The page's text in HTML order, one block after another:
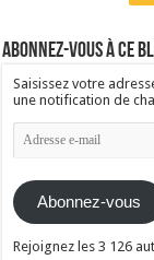
Abonnez-vous à ce
Saisissez votre
une notification de
Adresse
e-
Abonnez-vous
Rejoignez les 3 126